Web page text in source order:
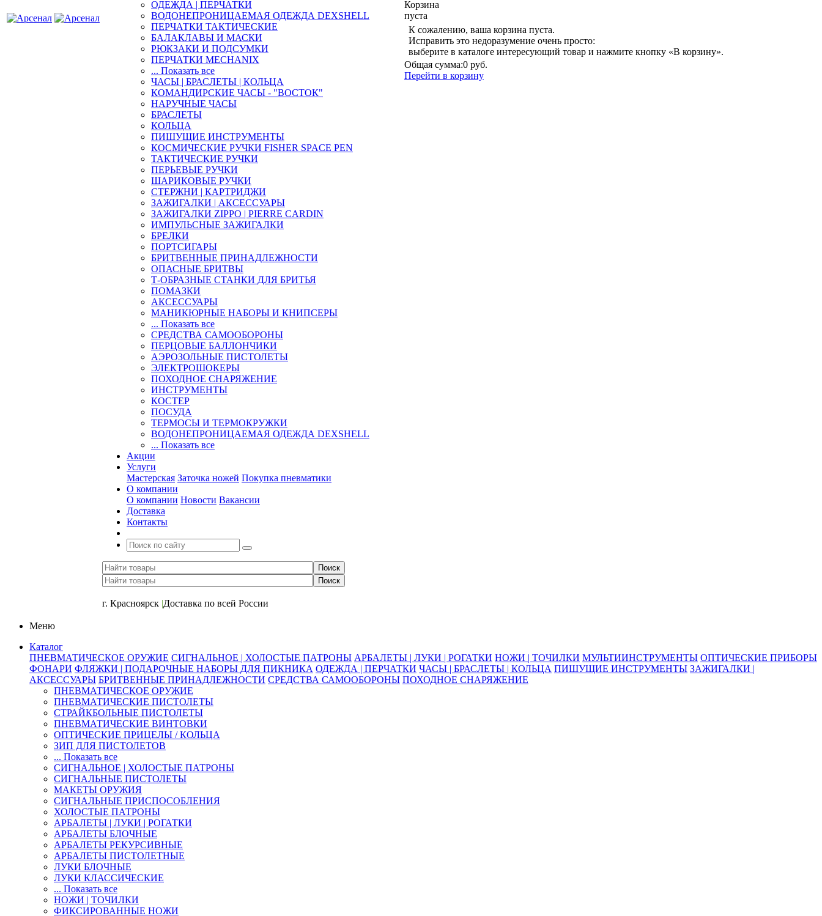
ОДЕЖДА | ПЕРЧАТКИ
ВОДОНЕПРОНИЦАЕМАЯ ОДЕЖДА DEXSHELL
ПЕРЧАТКИ ТАКТИЧЕСКИЕ
БАЛАКЛАВЫ И МАСКИ
РЮКЗАКИ И ПОДСУМКИ
ПЕРЧАТКИ MECHANIX
... Показать все
ЧАСЫ | БРАСЛЕТЫ | КОЛЬЦА
КОМАНДИРСКИЕ ЧАСЫ - "ВОСТОК"
НАРУЧНЫЕ ЧАСЫ
БРАСЛЕТЫ
КОЛЬЦА
ПИШУЩИЕ ИНСТРУМЕНТЫ
КОСМИЧЕСКИЕ РУЧКИ FISHER SPACE PEN
ТАКТИЧЕСКИЕ РУЧКИ
ПЕРЬЕВЫЕ РУЧКИ
ШАРИКОВЫЕ РУЧКИ
СТЕРЖНИ | КАРТРИДЖИ
ЗАЖИГАЛКИ | АКСЕССУАРЫ
ЗАЖИГАЛКИ ZIPPO | PIERRE CARDIN
ИМПУЛЬСНЫЕ ЗАЖИГАЛКИ
БРЕЛКИ
ПОРТСИГАРЫ
БРИТВЕННЫЕ ПРИНАДЛЕЖНОСТИ
ОПАСНЫЕ БРИТВЫ
Т-ОБРАЗНЫЕ СТАНКИ ДЛЯ БРИТЬЯ
ПОМАЗКИ
АКСЕССУАРЫ
МАНИКЮРНЫЕ НАБОРЫ И КНИПСЕРЫ
... Показать все
СРЕДСТВА САМООБОРОНЫ
ПЕРЦОВЫЕ БАЛЛОНЧИКИ
АЭРОЗОЛЬНЫЕ ПИСТОЛЕТЫ
ЭЛЕКТРОШОКЕРЫ
ПОХОДНОЕ СНАРЯЖЕНИЕ
ИНСТРУМЕНТЫ
КОСТЕР
ПОСУДА
ТЕРМОСЫ И ТЕРМОКРУЖКИ
ВОДОНЕПРОНИЦАЕМАЯ ОДЕЖДА DEXSHELL
... Показать все
Акции
Услуги
Мастерская Заточка ножей Покупка пневматики
О компании
О компании Новости Вакансии
Доставка
Контакты
г. Красноярск |Доставка по всей России
Корзина
пуста
К сожалению, ваша корзина пуста.
Исправить это недоразумение очень просто:
выберите в каталоге интересующий товар и нажмите кнопку «В корзину».
Общая сумма:0 руб.
Перейти в корзину
Меню
Каталог
ПНЕВМАТИЧЕСКОЕ ОРУЖИЕ СИГНАЛЬНОЕ | ХОЛОСТЫЕ ПАТРОНЫ АРБАЛЕТЫ | ЛУКИ | РОГАТКИ НОЖИ | ТОЧИЛКИ МУЛЬТИИНСТРУМЕНТЫ ОПТИЧЕСКИЕ ПРИБОРЫ
ФОНАРИ ФЛЯЖКИ | ПОДАРОЧНЫЕ НАБОРЫ ДЛЯ ПИКНИКА ОДЕЖДА | ПЕРЧАТКИ ЧАСЫ | БРАСЛЕТЫ | КОЛЬЦА ПИШУЩИЕ ИНСТРУМЕНТЫ ЗАЖИГАЛКИ |
АКСЕССУАРЫ БРИТВЕННЫЕ ПРИНАДЛЕЖНОСТИ СРЕДСТВА САМООБОРОНЫ ПОХОДНОЕ СНАРЯЖЕНИЕ
ПНЕВМАТИЧЕСКОЕ ОРУЖИЕ
ПНЕВМАТИЧЕСКИЕ ПИСТОЛЕТЫ
СТРАЙКБОЛЬНЫЕ ПИСТОЛЕТЫ
ПНЕВМАТИЧЕСКИЕ ВИНТОВКИ
ОПТИЧЕСКИЕ ПРИЦЕЛЫ / КОЛЬЦА
ЗИП ДЛЯ ПИСТОЛЕТОВ
... Показать все
СИГНАЛЬНОЕ | ХОЛОСТЫЕ ПАТРОНЫ
СИГНАЛЬНЫЕ ПИСТОЛЕТЫ
МАКЕТЫ ОРУЖИЯ
СИГНАЛЬНЫЕ ПРИСПОСОБЛЕНИЯ
ХОЛОСТЫЕ ПАТРОНЫ
АРБАЛЕТЫ | ЛУКИ | РОГАТКИ
АРБАЛЕТЫ БЛОЧНЫЕ
АРБАЛЕТЫ РЕКУРСИВНЫЕ
АРБАЛЕТЫ ПИСТОЛЕТНЫЕ
ЛУКИ БЛОЧНЫЕ
ЛУКИ КЛАССИЧЕСКИЕ
... Показать все
НОЖИ | ТОЧИЛКИ
ФИКСИРОВАННЫЕ НОЖИ